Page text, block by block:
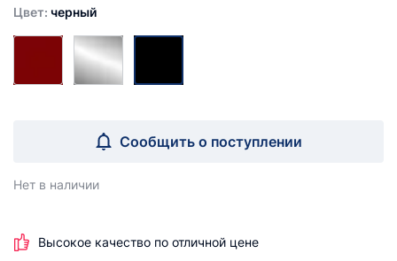
Цвет: черный
Сообщить о поступлении
Нет в наличии
Высокое качество по отличной цене